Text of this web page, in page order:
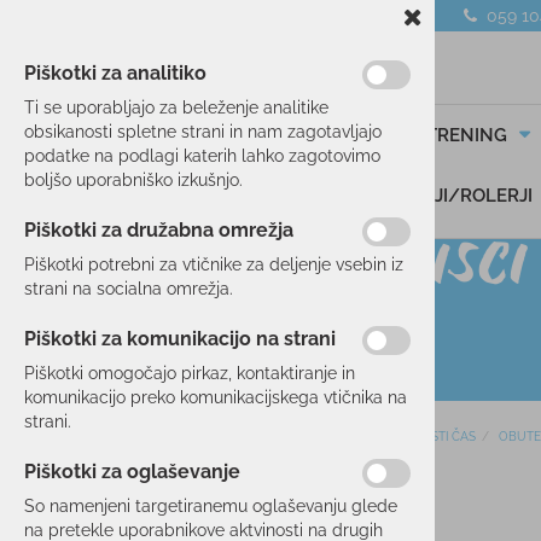
059
SMUČANJE TEK/TRENING
DARILNI BONI SKIROJI/ROLERJI
TEK/TRENING
PROSTI ČAS
60 %
Piškotki za analitiko
Ti se uporabljajo za beleženje analitike
obsikanosti spletne strani in nam zagotavljajo
podatke na podlagi katerih lahko zagotovimo
boljšo uporabniško izkušnjo.
Piškotki za družabna omrežja
Piškotki potrebni za vtičnike za deljenje vsebin iz
strani na socialna omrežja.
Piškotki za komunikacijo na strani
Piškotki omogočajo pirkaz, kontaktiranje in
komunikacijo preko komunikacijskega vtičnika na
strani.
Piškotki za oglaševanje
So namenjeni targetiranemu oglaševanju glede
na pretekle uporabnikove aktvinosti na drugih